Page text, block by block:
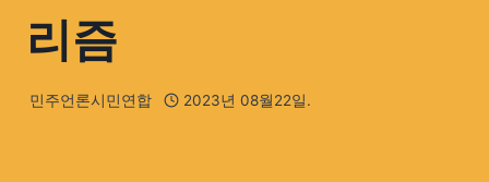
리즘
민주언론시민연합 2023년 08월22일.